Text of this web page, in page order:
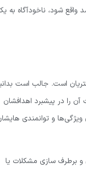
شود، ناخودآگاه به
است. جالب است
را در پیشبرد اهدافشان
و توانمندی
برطرف سازی مشکلات یا